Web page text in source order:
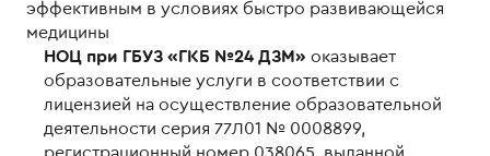
эффективным в условиях быстро развивающейся
медицины
НОЦ при ГБУЗ «ГКБ №24 ДЗМ» оказывает
образовательные услуги в соответствии с
лицензией на осуществление образовательной
деятельности серия 77Л01 № 0008899,